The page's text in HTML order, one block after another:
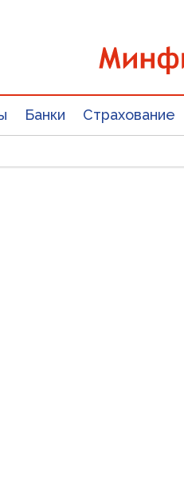
Банки Страхование